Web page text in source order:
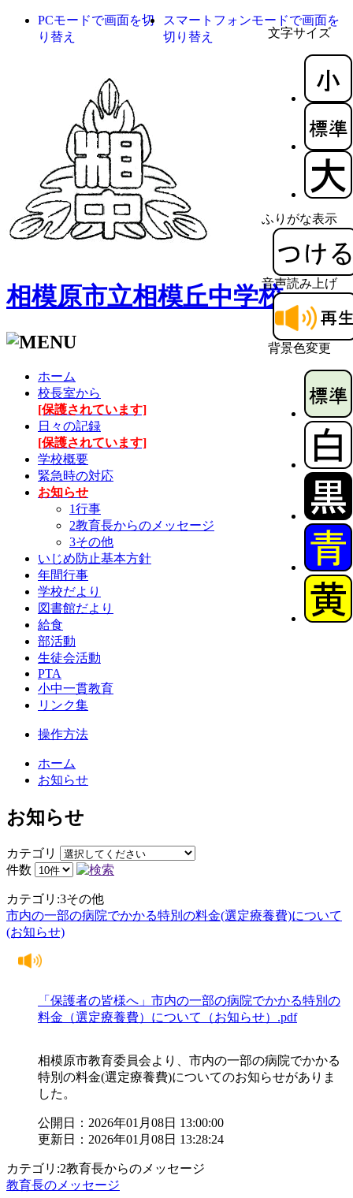
文字サイズ
ふりがな表示
音声読み上げ
背景色変更
PCモードで画面を切
り替え
スマートフォンモードで画面を
切り替え
相模原市立相模丘中学校
ホーム
校長室から
[保護されています]
日々の記録
[保護されています]
学校概要
緊急時の対応
お知らせ
1行事
2教育長からのメッセージ
3その他
いじめ防止基本方針
年間行事
学校だより
図書館だより
給食
部活動
生徒会活動
PTA
小中一貫教育
リンク集
操作方法
ホーム
お知らせ
お知らせ
カテゴリ
件数
カテゴリ:3その他
市内の一部の病院でかかる特別の料金(選定療養費)について
(お知らせ)
「保護者の皆様へ」市内の一部の病院でかかる特別の
料金（選定療養費）について（お知らせ）.pdf
相模原市教育委員会より、市内の一部の病院でかかる
特別の料金(選定療養費)についてのお知らせがありま
した。
公開日：2026年01月08日 13:00:00
更新日：2026年01月08日 13:28:24
カテゴリ:2教育長からのメッセージ
教育長のメッセージ